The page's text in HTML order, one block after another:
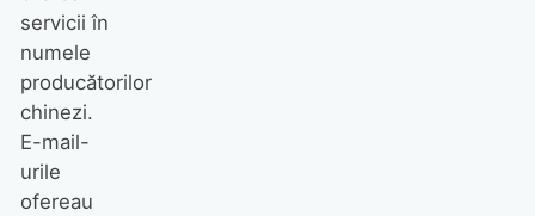
servicii în
numele
producătorilor
chinezi.
E-mail-
urile
ofereau